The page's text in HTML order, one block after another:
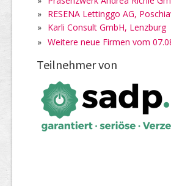
» RESENA Lettinggo AG,
» Karli Consult GmbH, Lenzburg
» Weitere neue Firmen vom
Teilnehmer von